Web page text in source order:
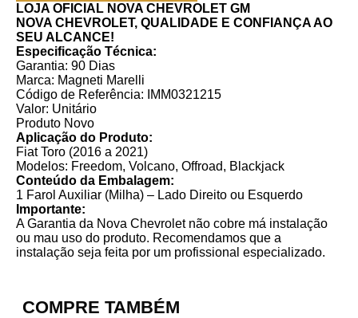
LOJA OFICIAL NOVA CHEVROLET GM
NOVA CHEVROLET, QUALIDADE E CONFIANÇA AO
SEU ALCANCE!
Especificação Técnica:
Garantia: 90 Dias
Marca: Magneti Marelli
Código de Referência: IMM0321215
Valor: Unitário
Produto Novo
Aplicação do Produto:
Fiat Toro (2016 a 2021)
Modelos: Freedom, Volcano, Offroad, Blackjack
Conteúdo da Embalagem:
1 Farol Auxiliar (Milha) – Lado Direito ou Esquerdo
Importante:
A Garantia da Nova Chevrolet não cobre má instalação
ou mau uso do produto. Recomendamos que a
instalação seja feita por um profissional especializado.
COMPRE TAMBÉM